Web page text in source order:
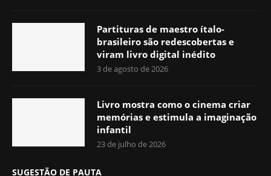
Partituras de maestro ítalo-
brasileiro são redescobertas e
viram livro digital inédito
3 de agosto de 2026
Livro mostra como o cinema criar
memórias e estimula a imaginação
infantil
23 de julho de 2026
SUGESTÃO DE PAUTA